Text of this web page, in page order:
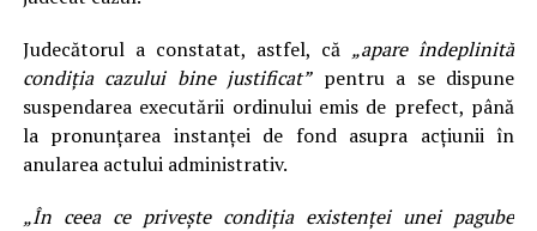
Judecătorul a constatat, astfel, că „apare îndeplinită
condiţia cazului bine justificat”pentru a se dispune
suspendarea executării ordinului emis de prefect, până
la pronunţarea instanţei de fond asupra acţiunii în
anularea actului administrativ.
„În ceea ce priveşte condiţia existenţei unei pagube